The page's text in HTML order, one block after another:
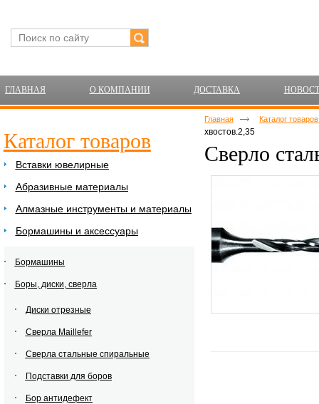
ГЛАВНАЯ О КОМПАНИИ ДОСТАВКА
Каталог товаров
Вставки ювелирные
Абразивные материалы
Алмазные инструменты и материалы
Бормашины и аксессуары
Бормашины
Боры, диски, сверла
Диски отрезные
Сверла Maillefer
Сверла стальные спиральные
Подставки для боров
Бор антидефект
Главная Каталог
хвостов.2,35
Сверло